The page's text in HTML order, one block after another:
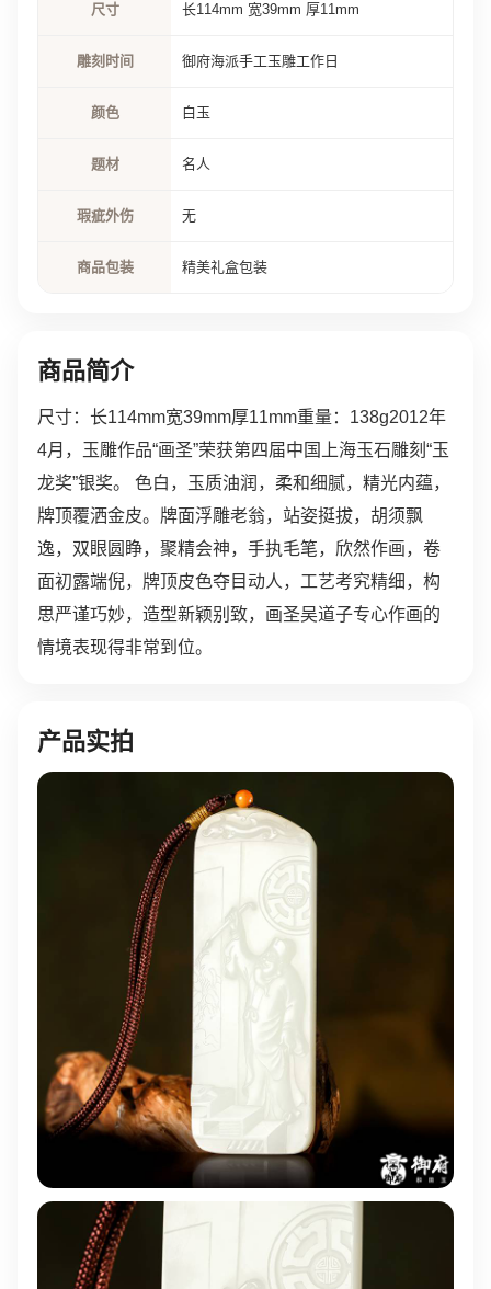
尺寸 长114mm 宽39mm 厚11mm
雕刻时间 御府海派手工玉雕工作日
颜色 白玉
题材 名人
瑕疵外伤 无
商品包装 精美礼盒包装
商品简介
尺寸：长114mm宽39mm厚11mm重量：138g2012年
4月，玉雕作品“画圣”荣获第四届中国上海玉石雕刻“玉
龙奖”银奖。 色白，玉质油润，柔和细腻，精光内蕴，
牌顶覆洒金皮。牌面浮雕老翁，站姿挺拔，胡须飘
逸，双眼圆睁，聚精会神，手执毛笔，欣然作画，卷
面初露端倪，牌顶皮色夺目动人，工艺考究精细，构
思严谨巧妙，造型新颖别致，画圣吴道子专心作画的
情境表现得非常到位。
产品实拍